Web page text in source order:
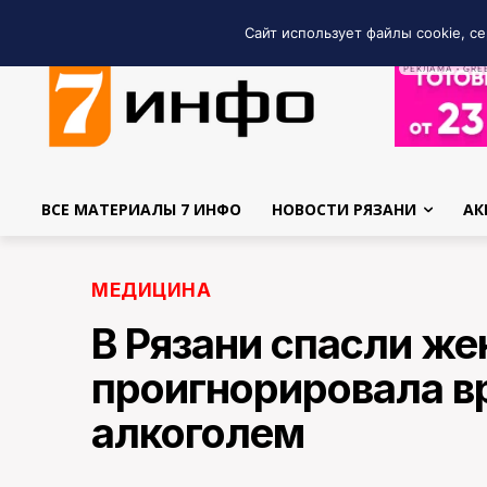
РЕКЛАМА •
ВСЕ МАТЕРИАЛЫ 7 ИНФО НОВОСТИ РЯЗАНИ
МЕДИЦИНА
В Рязани спасли
проигнорировала
алкоголем
Сайт использует файлы cookie,